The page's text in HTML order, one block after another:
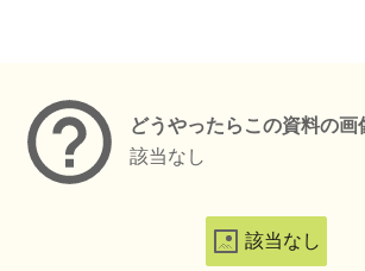
どうやったらこの資料の画
該当なし
該当なし